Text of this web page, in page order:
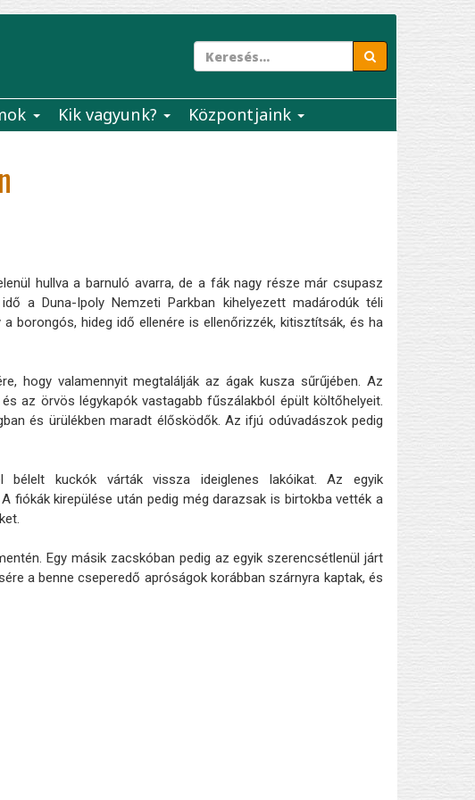
Kik vagyunk? Központjaink
hullva a barnuló avarra, de a fák nagy része már csupasz
a Duna-Ipoly Nemzeti Parkban kihelyezett madárodúk téli
borongós, hideg idő ellenére is ellenőrizzék, kitisztítsák, és ha
hogy valamennyit megtalálják az ágak kusza sűrűjében. Az
az örvös légykapók vastagabb fűszálakból épült költőhelyeit.
és ürülékben maradt élősködők. Az ifjú odúvadászok pedig
bélelt kuckók várták vissza ideiglenes lakóikat. Az egyik
fiókák kirepülése után pedig még darazsak is birtokba vették a
Egy másik zacskóban pedig az egyik szerencsétlenül járt
a benne cseperedő apróságok korábban szárnyra kaptak, és